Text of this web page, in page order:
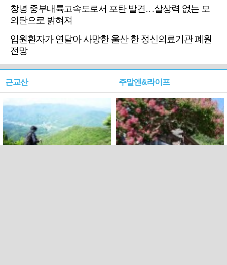
창녕 중부내륙고속도로서 포탄 발견…살상력 없는 모
의탄으로 밝혀져
입원환자가 연달아 사망한 울산 한 정신의료기관 폐원
전망
근교산 주말엔&라이프